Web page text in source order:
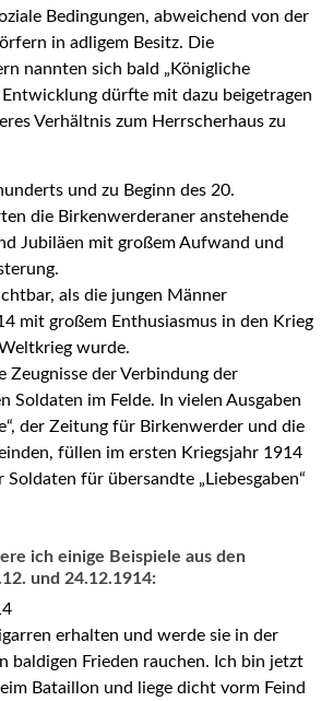
Bedingungen, abweichend von der
in adligem Besitz. Die
nannten sich bald „Königliche
Entwicklung dürfte mit dazu beigetragen
Verhältnis zum Herrscherhaus zu
und zu Beginn des 20.
die Birkenwerderaner anstehende
Jubiläen mit großem Aufwand und
als die jungen Männer
mit großem Enthusiasmus in den Krieg
wurde.
Zeugnisse der Verbindung der
Soldaten im Felde. In vielen Ausgaben
der Zeitung für Birkenwerder und die
füllen im ersten Kriegsjahr 1914
Soldaten für übersandte „Liebesgaben“
ich einige Beispiele aus den
und 24.12.1914:
erhalten und werde sie in der
baldigen Frieden rauchen. Ich bin jetzt
Bataillon und liege dicht vorm Feind